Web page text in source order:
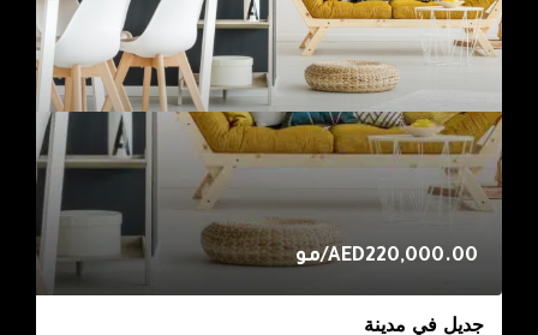
AED220,000.00/مو
جديل في مدينة